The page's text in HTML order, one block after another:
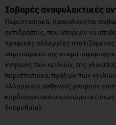
Σοβαρές αναφυλακτικές
Περιστασιακά, προκαλούνται
αντιδράσεις, που μπορούν να
τροφικές αλλεργίες
συμπτώματα της
κνησμός των χειλιών, της
περιστασιακά, πρήξιμο των
αλλεργικοί ασθενείς μπορούν
καρδιαγγειακά συμπτώματα (όπως
δυσρυθμία).